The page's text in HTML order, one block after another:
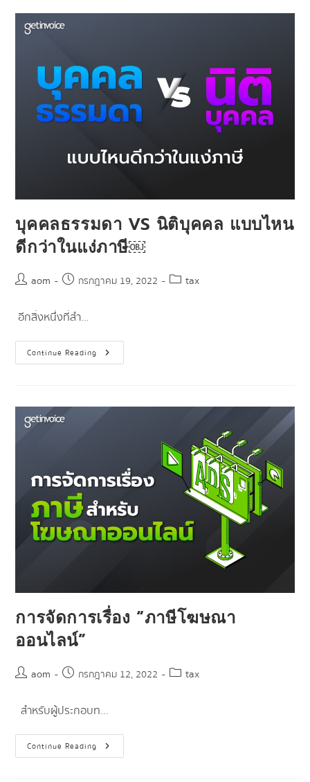
บุคคลธรรมดา VS นิติบุคคล แบบไหน
ดีกว่าในแง่ภาษี￼
aom กรกฎาคม 19, 2022 tax
อีกสิ่งหนึ่งที่สำ…
Continue Reading
การจัดการเรื่อง “ภาษีโฆษณา
ออนไลน์”
aom กรกฎาคม 12, 2022 tax
สำหรับผู้ประกอบท…
Continue Reading